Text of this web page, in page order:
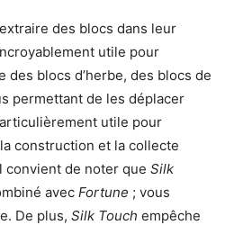
des blocs dans leur
utile pour
blocs d’herbe, des blocs de
permettant de les déplacer
utile pour
construction et la collecte
convient de noter que Silk
avec Fortune ; vous
De plus, Silk Touch empêche